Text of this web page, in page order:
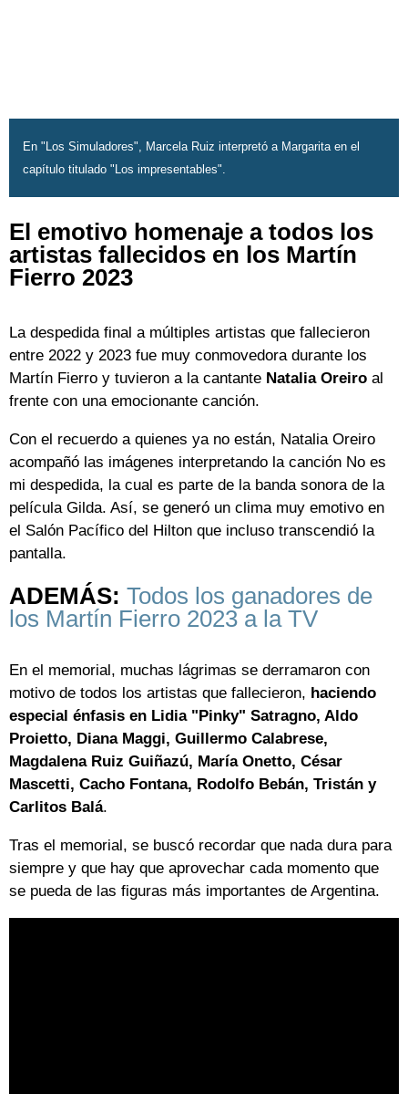
En "Los Simuladores", Marcela Ruiz interpretó a Margarita en el
capítulo titulado "Los impresentables".
El emotivo homenaje a todos los
artistas fallecidos en los Martín
Fierro 2023
La despedida final a múltiples artistas que fallecieron
entre 2022 y 2023 fue muy conmovedora durante los
Martín Fierro y tuvieron a la cantante Natalia Oreiro al
frente con una emocionante canción.
Con el recuerdo a quienes ya no están, Natalia Oreiro
acompañó las imágenes interpretando la canción No es
mi despedida, la cual es parte de la banda sonora de la
película Gilda. Así, se generó un clima muy emotivo en
el Salón Pacífico del Hilton que incluso transcendió la
pantalla.
ADEMÁS: Todos los ganadores de
los Martín Fierro 2023 a la TV
En el memorial, muchas lágrimas se derramaron con
motivo de todos los artistas que fallecieron, haciendo
especial énfasis en Lidia "Pinky" Satragno, Aldo
Proietto, Diana Maggi, Guillermo Calabrese,
Magdalena Ruiz Guiñazú, María Onetto, César
Mascetti, Cacho Fontana, Rodolfo Bebán, Tristán y
Carlitos Balá.
Tras el memorial, se buscó recordar que nada dura para
siempre y que hay que aprovechar cada momento que
se pueda de las figuras más importantes de Argentina.